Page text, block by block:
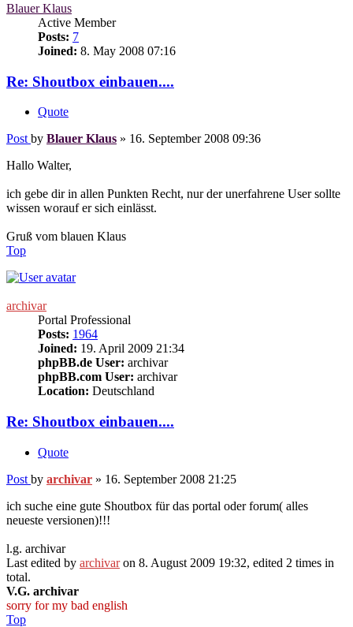
Blauer Klaus
Active Member
Posts: 7
Joined: 8. May 2008 07:16
Re: Shoutbox einbauen....
Quote
Post by Blauer Klaus » 16. September 2008 09:36
Hallo Walter,
ich gebe dir in allen Punkten Recht, nur der unerfahrene User sollte
wissen worauf er sich einlässt.
Gruß vom blauen Klaus
Top
archivar
Portal Professional
Posts: 1964
Joined: 19. April 2009 21:34
phpBB.de User: archivar
phpBB.com User: archivar
Location: Deutschland
Re: Shoutbox einbauen....
Quote
Post by archivar » 16. September 2008 21:25
ich suche eine gute Shoutbox für das portal oder forum( alles
neueste versionen)!!!
l.g. archivar
Last edited by archivaron 8. August 2009 19:32, edited 2 times in
total.
V.G. archivar
sorry for my bad english
Top